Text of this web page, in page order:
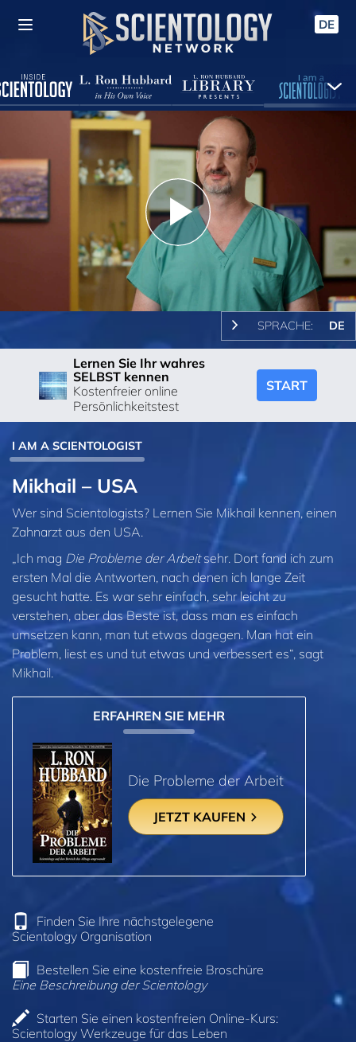
DE
Play
Video
SPRACHE: DE
Lernen Sie Ihr wahres
SELBST kennen
Kostenfreier online
Persönlichkeitstest
START
I AM A SCIENTOLOGIST
Mikhail – USA
Wer sind Scientologists? Lernen Sie Mikhail kennen, einen
Zahnarzt aus den USA.
„Ich mag Die Probleme der Arbeitsehr. Dort fand ich zum
ersten Mal die Antworten, nach denen ich lange Zeit
gesucht hatte. Es war sehr einfach, sehr leicht zu
verstehen, aber das Beste ist, dass man es einfach
umsetzen kann, man tut etwas dagegen. Man hat ein
Problem, liest es und tut etwas und verbessert es“, sagt
Mikhail.
ERFAHREN SIE MEHR
Die Probleme der Arbeit
JETZT KAUFEN
Finden Sie Ihre nächstgelegene
Scientology Organisation
Bestellen Sie eine kostenfreie Broschüre
Eine Beschreibung der Scientology
Starten Sie einen kostenfreien Online-Kurs:
Scientology Werkzeuge für das Leben